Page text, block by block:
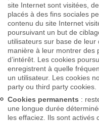
site Internet sont visitées,
placés à des fins sociales
contenu du site Internet
poursuivant un but de
utilisateurs sur base de
manière à leur montrer des
d’intérêt. Les cookies
enregistrent à quelle
un utilisateur. Les cookies
party ou third party cookies.
Cookies permanents :
une longue durée
les effaciez. Ils sont activés